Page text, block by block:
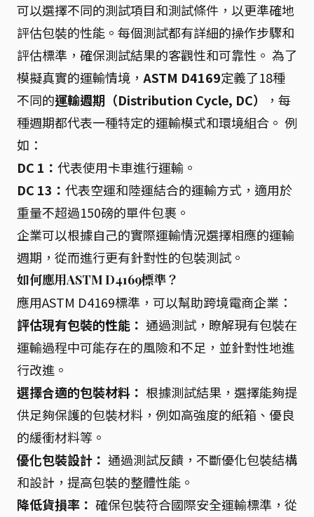
可以選擇不同的測試項目和測試條件，以更準確地
評估包裝的性能。每個測試都有詳細的操作步驟和
評估標準，確保測試結果的客觀性和可靠性。 為了
模擬真實的運輸情境， ASTM D4169定義了18種
不同的運輸週期（Distribution Cycle, DC）
，每
種週期都代表一種特定的運輸模式和環境組合。 例
如：
DC 1： 代表使用卡車進行運輸。
DC 13： 代表空運和陸運結合的運輸方式，適用於
重量不超過150磅的單件包裹。
企業可以根據自己的實際運輸情況選擇相應的運輸
週期，從而進行更有針對性的包裝測試。
如何應用ASTM D4169標準？
應用ASTM D4169標準，可以幫助跨境電商企業：
評估現有包裝的性能： 通過測試，瞭解現有包裝在
運輸過程中可能存在的風險和不足，並針對性地進
行改進。
選擇合適的包裝材料： 根據測試結果，選擇能夠提
供足夠保護的包裝材料，例如高強度的紙箱、優良
的緩衝材料等。
優化包裝設計： 通過測試反饋，不斷優化包裝結構
和設計，提高包裝的整體性能。
降低貨損率： 確保包裝符合國際安全運輸標準，從